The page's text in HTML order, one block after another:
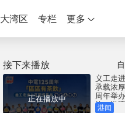
大湾区 专栏 更多
接下来播放
正在播放中
义工走
承载浓
周年举
饮」送暖
港闻